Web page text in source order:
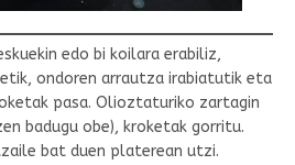
edo bi koilara erabiliz,
ondoren arrautza irabiatutik eta
pasa. Olioztaturiko zartagin
badugu obe), kroketak gorritu.
bat duen platerean utzi.